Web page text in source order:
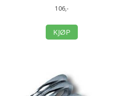
106,-
KJØP